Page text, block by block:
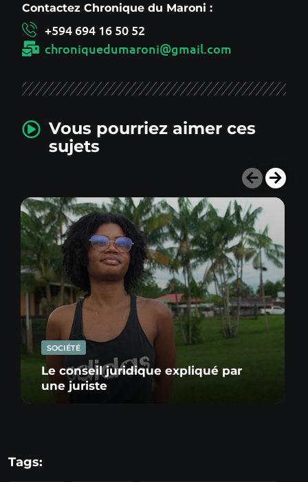
Contactez Chronique du Maroni :
+594 694 16 50 52
chroniquedumaroni@gmail.com
Vous pourriez aimer ces
sujets
SOCIÉTÉ
Le conseil juridique expliqué par
une juriste
Tags: